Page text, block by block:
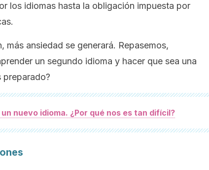
los idiomas hasta la obligación impuesta por
más ansiedad se generará. Repasemos,
un segundo idioma y hacer que sea una
preparado?
nuevo idioma. ¿Por qué nos es tan difícil?